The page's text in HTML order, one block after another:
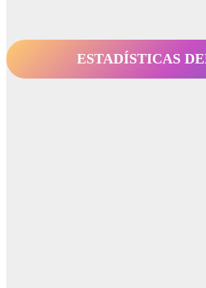
ESTADÍSTICAS